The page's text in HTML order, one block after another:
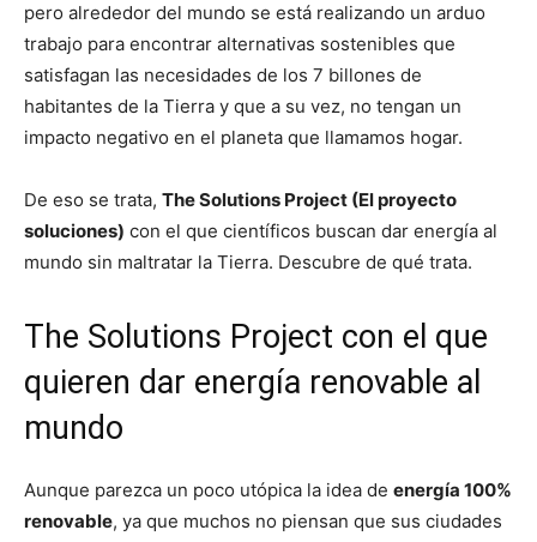
pero alrededor del mundo se está realizando un arduo
trabajo para encontrar alternativas sostenibles que
satisfagan las necesidades de los 7 billones de
habitantes de la Tierra y que a su vez, no tengan un
impacto negativo en el planeta que llamamos hogar.
De eso se trata, The Solutions Project (El proyecto
soluciones) con el que científicos buscan dar energía al
mundo sin maltratar la Tierra. Descubre de qué trata.
The Solutions Project con el que
quieren dar energía renovable al
mundo
Aunque parezca un poco utópica la idea de energía 100%
renovable, ya que muchos no piensan que sus ciudades